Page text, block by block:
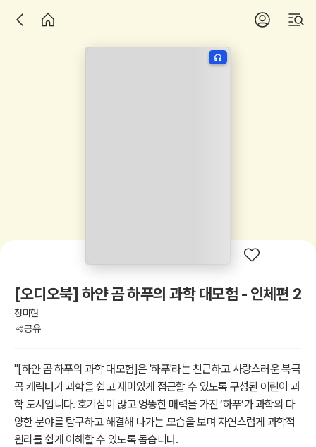
[오디오북] 하얀 곰 하푸의 과학 대모험 - 인체편 2
정미현
공유
"[하얀 곰 하푸의 과학 대모험]은 '하푸'라는 친근하고 사랑스러운 북극
곰 캐릭터가 과학을 쉽고 재미있게 접근할 수 있도록 구성된 어린이 과
학 도서입니다. 호기심이 많고 엉뚱한 매력을 가진 ‘하푸’가 과학의 다
양한 분야를 탐구하고 해결해 나가는 모습을 보며 자연스럽게 과학적
원리를 쉽게 이해할 수 있도록 돕습니다.